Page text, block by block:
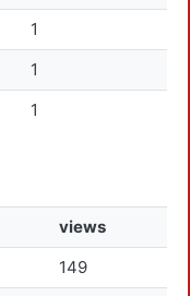
1
1
1
views
149